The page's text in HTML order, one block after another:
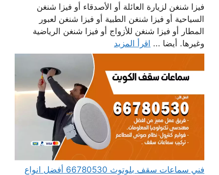
فيزا شنغن لزيارة العائلة أو الأصدقاء أو فيزا شنغن
السياحية أو فيزا شنغن الطبية أو فيزا شنغن لعبور
المطار أو فيزا شنغن للأزواج أو فيزا شنغن الرياضية
وغيرها. أيضا ... اقرأ المزيد
فني سماعات سقف بلوتوث 66780530 أفضل انواع